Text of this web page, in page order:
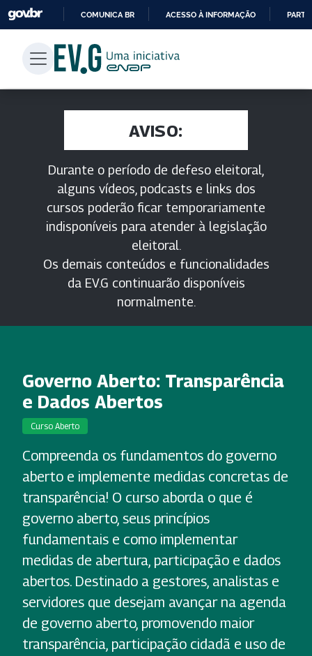
PARA
CONTEÚDO
COMUNICA BR ACESSO À INFORMAÇÃO
AVISO:
Durante o período de defeso eleitoral,
alguns vídeos, podcasts e links dos
cursos poderão ficar temporariamente
indisponíveis para atender à legislação
eleitoral.
Os demais conteúdos e funcionalidades
da EV.G continuarão disponíveis
normalmente.
Governo Aberto: Transparência
e Dados Abertos
Curso Aberto
Compreenda os fundamentos do governo
aberto e implemente medidas concretas de
transparência! O curso aborda o que é
governo aberto, seus princípios
fundamentais e como implementar
medidas de abertura, participação e dados
abertos. Destinado a gestores, analistas e
servidores que desejam avançar na agenda
de governo aberto, promovendo maior
transparência, participação cidadã e uso de